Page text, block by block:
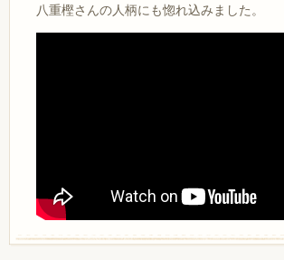
八重樫さんの人柄にも惚れ込みました。